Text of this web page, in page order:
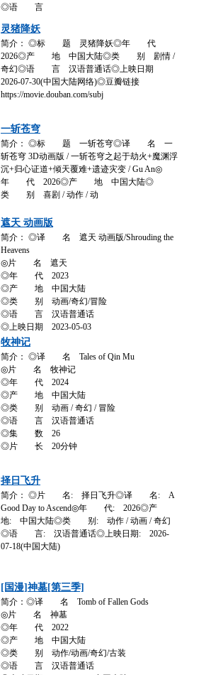
◎语 言
灵猪降妖
简介： ◎标 题 灵猪降妖◎年 代
2026◎产 地 中国大陆◎类 别 剧情 /
奇幻◎语 言 汉语普通话◎上映日期
2026-07-30(中国大陆网络)◎豆瓣链接
https://movie.douban.com/subj
一斩苍穹
简介： ◎标 题 一斩苍穹◎译 名 一
斩苍穹 3D动画版 / 一斩苍穹之起于劫火+魔渊浮
沉+归心证道+倾天覆难+遗迹灾变 / Gu An◎
年 代 2026◎产 地 中国大陆◎
类 别 喜剧 / 动作 / 动
遮天 动画版
简介： ◎译 名 遮天 动画版/Shrouding the
Heavens
◎片 名 遮天
◎年 代 2023
◎产 地 中国大陆
◎类 别 动画/奇幻/冒险
◎语 言 汉语普通话
◎上映日期 2023-05-03
牧神记
简介： ◎译 名 Tales of Qin Mu
◎片 名 牧神记
◎年 代 2024
◎产 地 中国大陆
◎类 别 动画 / 奇幻 / 冒险
◎语 言 汉语普通话
◎集 数 26
◎片 长 20分钟
择日飞升
简介： ◎片 名: 择日飞升◎译 名: A
Good Day to Ascend◎年 代: 2026◎产
地: 中国大陆◎类 别: 动作 / 动画 / 奇幻
◎语 言: 汉语普通话◎上映日期: 2026-
07-18(中国大陆)
[国漫]神墓[第三季]
简介：◎译 名 Tomb of Fallen Gods
◎片 名 神墓
◎年 代 2022
◎产 地 中国大陆
◎类 别 动作/动画/奇幻/古装
◎语 言 汉语普通话